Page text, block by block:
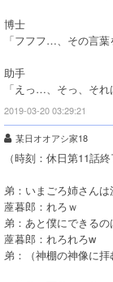
博士
「フフフ…、その言
助手
「えっ…、そっ、それ
2019-03-20 03:29:21
某日オオアシ家18
（時刻：休日第11話終
弟：いまごろ姉さん
蓙暮郎：れろｗ
弟：あと僕にできる
蓙暮郎：れろれろw
弟：（神棚の神像に